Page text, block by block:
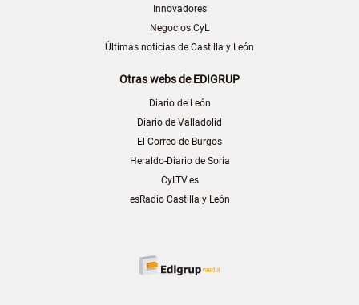
Innovadores
Negocios CyL
Últimas noticias de Castilla y León
Otras webs de EDIGRUP
Diario de León
Diario de Valladolid
El Correo de Burgos
Heraldo-Diario de Soria
CyLTV.es
esRadio Castilla y León